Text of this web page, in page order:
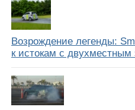
Возрождение легенды:
к истокам с двухместным